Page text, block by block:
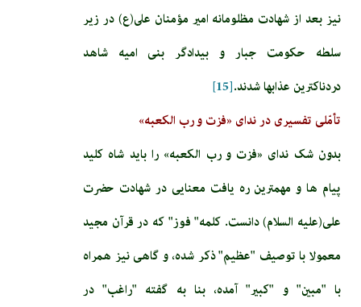
نيز بعد از شهادت مظلومانه امير مؤمنان على(ع) در زير
سلطه حكومت جبار و بيدادگر بنى اميه شاهد
دردناكترين عذاب­ها شدند.[15]
تأمّلی تفسیری در ندای «فزت و رب الكعبه»
بدون شک ندای «فزت و رب الكعبه» را باید شاه کلید
پیام ها و مهمترین ره یافت معنایی در شهادت حضرت
علی(علیه السلام) دانست. كلمه" فوز" كه در قرآن مجيد
معمولا با توصيف "عظيم" ذكر شده، و گاهى نيز همراه
با "مبين" و "كبير" آمده، بنا به گفته "راغب" در